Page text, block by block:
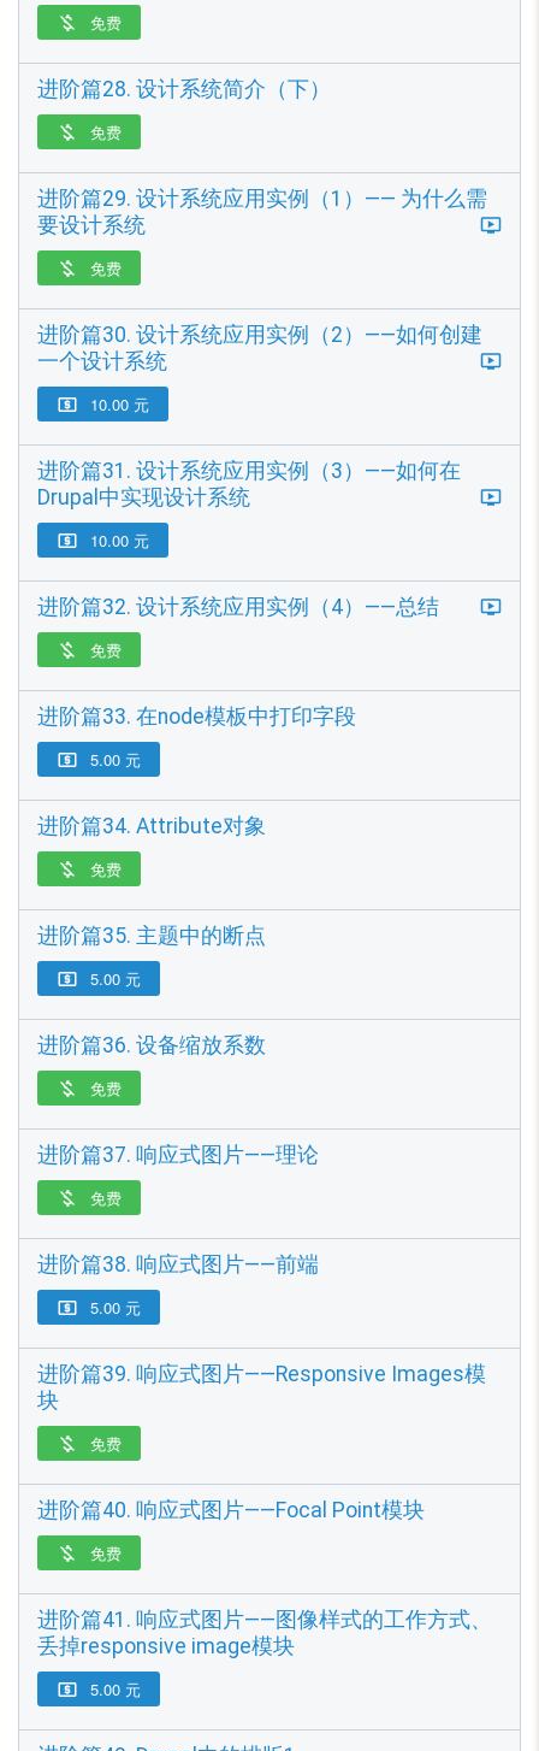
 免费
进阶篇28. 设计系统简介（下）
 免费
进阶篇29. 设计系统应用实例（1）—— 为什么需
要设计系统
 免费
进阶篇30. 设计系统应用实例（2）——如何创建
一个设计系统
 10.00 元
进阶篇31. 设计系统应用实例（3）——如何在
Drupal中实现设计系统
 10.00 元
进阶篇32. 设计系统应用实例（4）——总结
 免费
进阶篇33. 在node模板中打印字段
 5.00 元
进阶篇34. Attribute对象
 免费
进阶篇35. 主题中的断点
 5.00 元
进阶篇36. 设备缩放系数
 免费
进阶篇37. 响应式图片——理论
 免费
进阶篇38. 响应式图片——前端
 5.00 元
进阶篇39. 响应式图片——Responsive Images模
块
 免费
进阶篇40. 响应式图片——Focal Point模块
 免费
进阶篇41. 响应式图片——图像样式的工作方式、
丢掉responsive image模块
 5.00 元